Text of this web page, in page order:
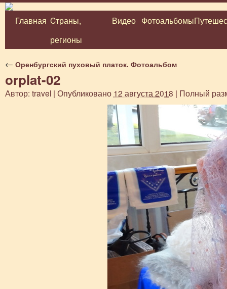
Перейти
Главная Cтраны,
регионы
Видео Фотоальбомы
← Оренбургский пуховый платок. Фотоальбом
orplat-02
Автор: travel | Опубликовано 12 августа 2018 | Полный